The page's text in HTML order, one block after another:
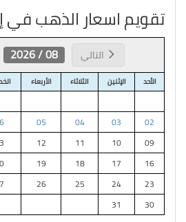
تقويم اسعار الذهب في
التالي 08 / 2026
الأحد الإثنين الثلاثاء الأربعاء
02
03
04
05
09
10
11
12
16
17
18
19
23
24
25
26
30
31